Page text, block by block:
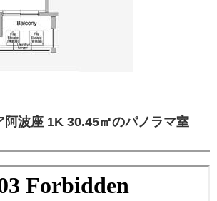
阿波座 1K 30.45㎡のパノラマ室